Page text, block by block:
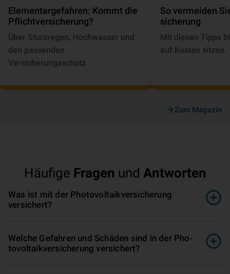
Elementargefahren: Kommt die
Pflichtversicherung?
Über Sturzregen, Hochwasser und
den passenden
Versicherungsschutz
So vermeiden
si­che­rung
Mit diesen Tipps
auf Kosten sitzen.
Zum Magazin
Häufige Fragen und Antworten
Was ist mit der Pho­to­vol­ta­ik­ver­si­che­rung
versichert?
Welche Gefahren und Schäden sind in der Pho­
to­vol­ta­ik­ver­si­che­rung versichert?